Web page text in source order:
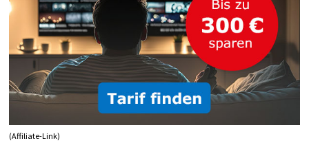
(Affiliate-Link)